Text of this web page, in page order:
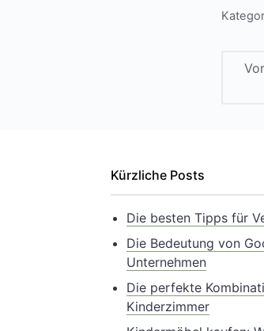
Kürzliche Posts
Die besten Tipps für
Die Bedeutung von
Unternehmen
Die perfekte
Kinderzimmer